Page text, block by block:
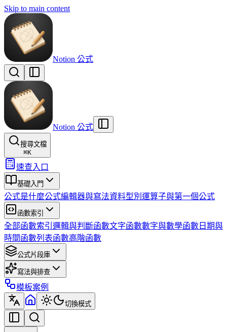
Skip to main content
Notion 公式
Notion 公式
搜尋文檔
⌘K
速查入口
基礎入門
公式是什麼公式編輯器與寫法資料型別 運算子與第一個公式
函數索引
全部函數索引 邏輯與判斷函數文字函數數字與數學函數 日期與
時間函數列表函數高階函數
公式片段庫
寫法與排查
模板案例
切換模式